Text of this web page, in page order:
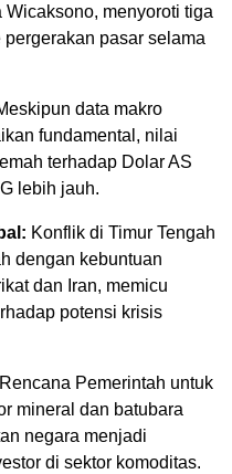
menyoroti tiga
pasar selama
data makro
fundamental, nilai
terhadap Dolar AS
lebih jauh.
Konflik di Timur Tengah
dengan kebuntuan
dan Iran, memicu
potensi krisis
Rencana Pemerintah untuk
mineral dan batubara
negara menjadi
di sektor komoditas.